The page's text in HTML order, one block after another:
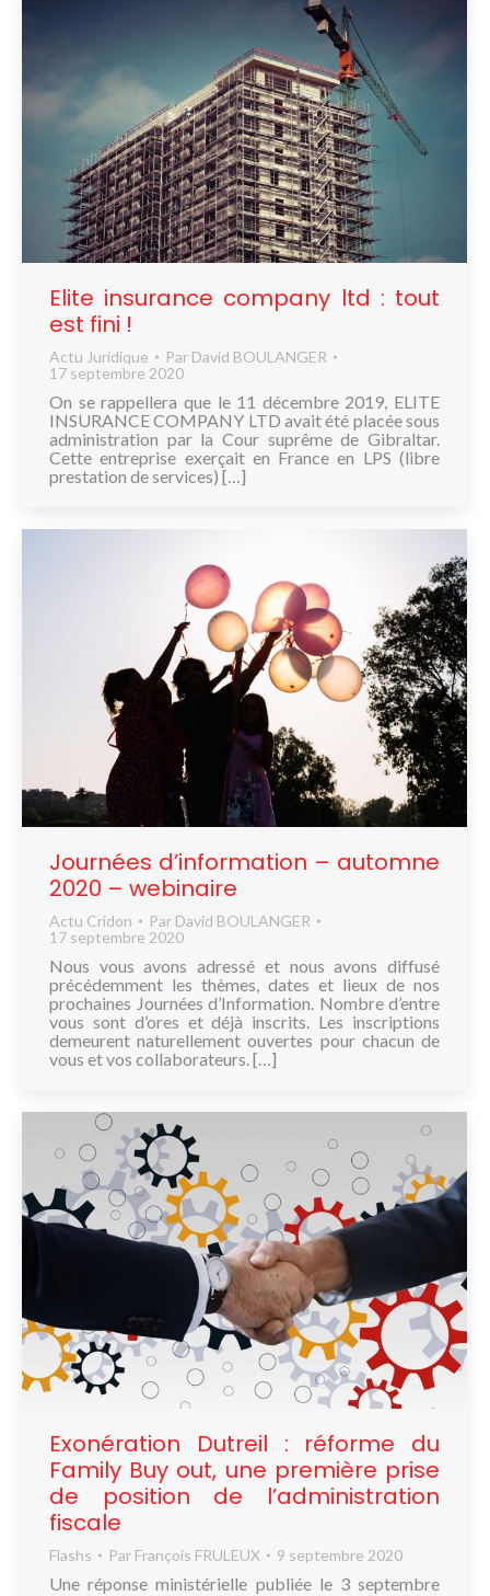
Elite insurance company ltd : tout
est fini !
Actu Juridique Par David BOULANGER
17 septembre 2020
On se rappellera que le 11 décembre 2019, ELITE
INSURANCE COMPANY LTD avait été placée sous
administration par la Cour suprême de Gibraltar.
Cette entreprise exerçait en France en LPS (libre
prestation de services) […]
Journées d’information – automne
2020 – webinaire
Actu Cridon Par David BOULANGER
17 septembre 2020
Nous vous avons adressé et nous avons diffusé
précédemment les thèmes, dates et lieux de nos
prochaines Journées d’Information. Nombre d’entre
vous sont d’ores et déjà inscrits. Les inscriptions
demeurent naturellement ouvertes pour chacun de
vous et vos collaborateurs. […]
Exonération Dutreil : réforme du
Family Buy out, une première prise
de position de l’administration
fiscale
Flashs Par François FRULEUX 9 septembre 2020
Une réponse ministérielle publiée le 3 septembre